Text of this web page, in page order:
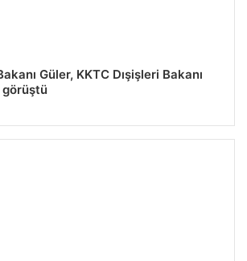
Güler, KKTC Dışişleri Bakanı
görüştü